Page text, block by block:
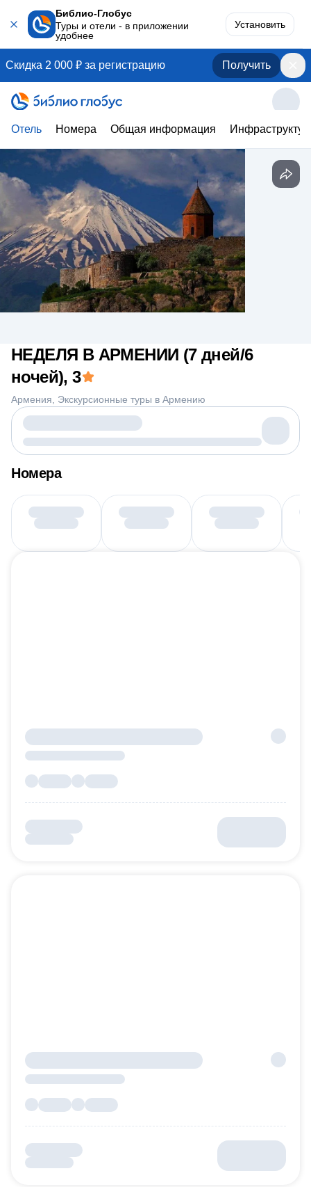
Библио-Глобус
Туры и отели - в приложении
удобнее
Установить
Скидка 2 000 ₽ за регистрацию Получить
Отель Номера Общая информация
НЕДЕЛЯ В АРМЕНИИ (7 дней/6
ночей), 3
Армения Экскурсионные туры в Армению
Номера